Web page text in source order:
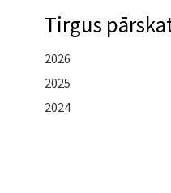
Tirgus
2026
2025
2024